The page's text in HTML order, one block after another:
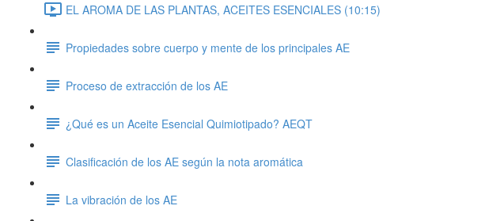
EL AROMA DE LAS PLANTAS, ACEITES ESENCIALES (10:15)
Propiedades sobre cuerpo y mente de los principales AE
Proceso de extracción de los AE
¿Qué es un Aceite Esencial Quimiotipado? AEQT
Clasificación de los AE según la nota aromática
La vibración de los AE